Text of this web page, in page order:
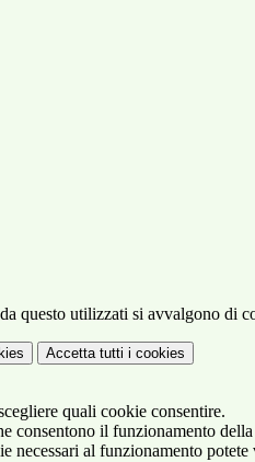
questo utilizzati si avvalgono di
Accetta tutti i cookies
quali cookie consentire.
consentono il funzionamento
necessari al funzionamento potete